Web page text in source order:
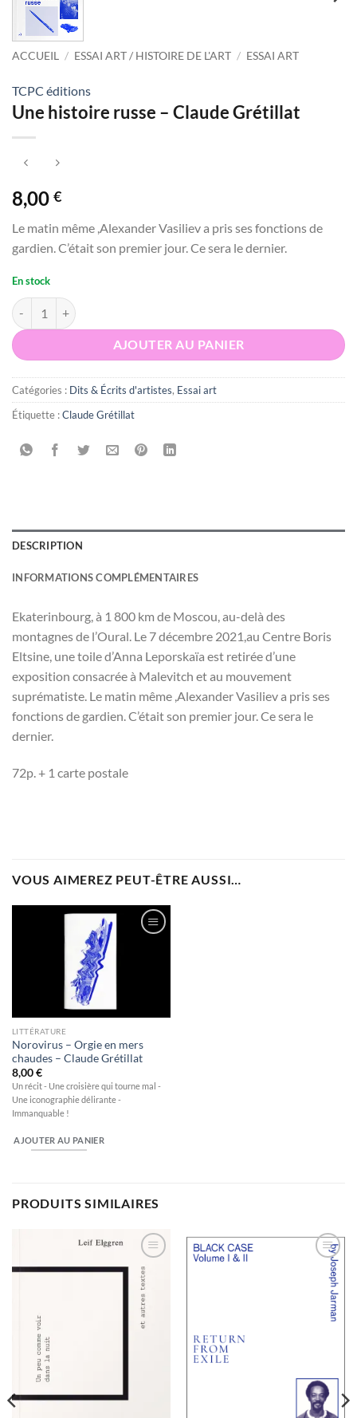
ACCUEIL / ESSAI ART / HISTOIRE DE L'ART / ESSAI ART
TCPC éditions
Une histoire russe – Claude Grétillat
8,00 €
Le matin même ,Alexander Vasiliev a pris ses fonctions de
gardien. C’était son premier jour. Ce sera le dernier.
En stock
quantité de Une histoire russe - Claude Grétillat
AJOUTER AU PANIER
Catégories : Dits & Écrits d'artistes, Essai art
Étiquette :Claude Grétillat
DESCRIPTION
INFORMATIONS COMPLÉMENTAIRES
Ekaterinbourg, à 1 800 km de Moscou, au-delà des
montagnes de l’Oural. Le 7 décembre 2021,au Centre Boris
Eltsine, une toile d’Anna Leporskaïa est retirée d’une
exposition consacrée à Malevitch et au mouvement
suprématiste. Le matin même ,Alexander Vasiliev a pris ses
fonctions de gardien. C’était son premier jour. Ce sera le
dernier.
72p. + 1 carte postale
VOUS AIMEREZ PEUT-ÊTRE AUSSI…
LITTÉRATURE
Norovirus – Orgie en mers
chaudes – Claude Grétillat
8,00€
Un récit - Une croisière qui tourne mal -
Une iconographie délirante -
Immanquable !
AJOUTER AU PANIER
PRODUITS SIMILAIRES
Ajouter
à la
wishlist
Ajouter
wishlist